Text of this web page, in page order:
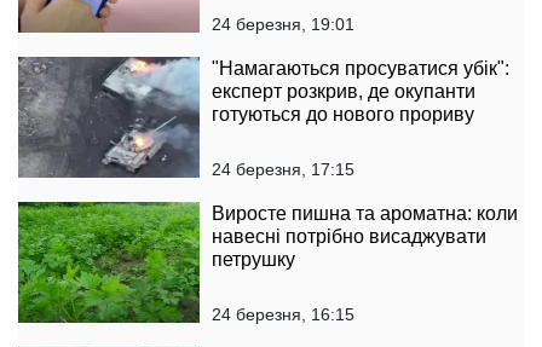
24 березня, 19:01
"Намагаються просуватися убік":
експерт розкрив, де окупанти
готуються до нового прориву
24 березня, 17:15
Виросте пишна та ароматна: коли
навесні потрібно висаджувати
петрушку
24 березня, 16:15